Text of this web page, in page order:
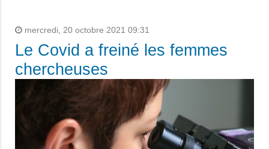
mercredi, 20 octobre 2021 09:31
Le Covid a freiné les femmes
chercheuses